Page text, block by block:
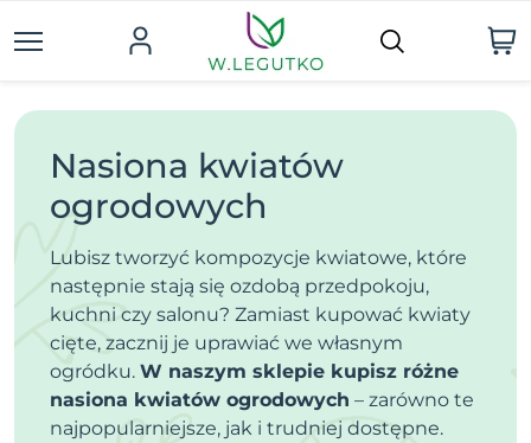
Nasiona kwiatów
ogrodowych
Lubisz tworzyć kompozycje kwiatowe, które
następnie stają się ozdobą przedpokoju,
kuchni czy salonu? Zamiast kupować kwiaty
cięte, zacznij je uprawiać we własnym
ogródku. W naszym sklepie kupisz różne
nasiona kwiatów ogrodowych – zarówno te
najpopularniejsze, jak i trudniej dostępne.